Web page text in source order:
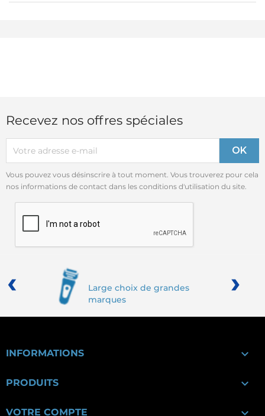
Recevez nos offres spéciales
Vous pouvez vous désinscrire à tout moment. Vous trouverez pour cela
nos informations de contact dans les conditions d'utilisation du site.
Large choix de grandes
marques
‹ ›
INFORMATIONS 
PRODUITS 
VOTRE COMPTE 